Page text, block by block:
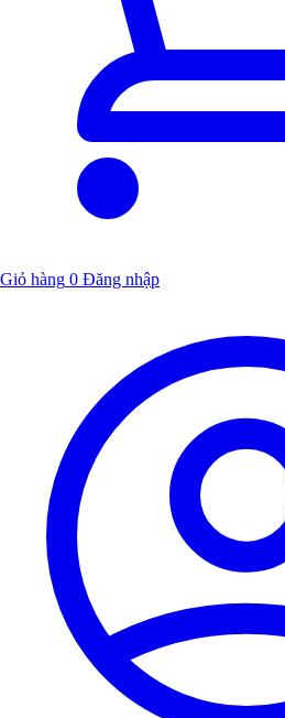
Giỏ hàng 0 Đăng nhập